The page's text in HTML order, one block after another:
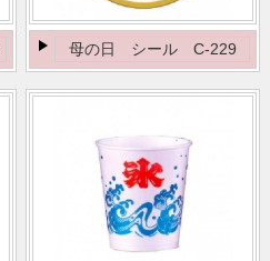
母の日 シール C-229